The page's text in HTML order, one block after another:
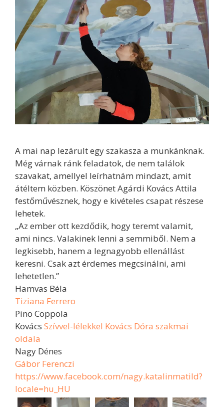
A mai nap lezárult egy szakasza a munkánknak.
Még várnak ránk feladatok, de nem találok
szavakat, amellyel leírhatnám mindazt, amit
átéltem közben. Köszönet Agárdi Kovács Attila
festőművésznek, hogy e kivételes csapat részese
lehetek.
„Az ember ott kezdődik, hogy teremt valamit,
ami nincs. Valakinek lenni a semmiből. Nem a
legkisebb, hanem a legnagyobb ellenállást
keresni. Csak azt érdemes megcsinálni, ami
lehetetlen.”
Hamvas Béla
Tiziana Ferrero
Pino Coppola
Kovács Szívvel-lélekkel Kovács Dóra szakmai
oldala
Nagy Dénes
Gábor Ferenczi
https://www.facebook.com/nagy.katalinmatild?
locale=hu_HU